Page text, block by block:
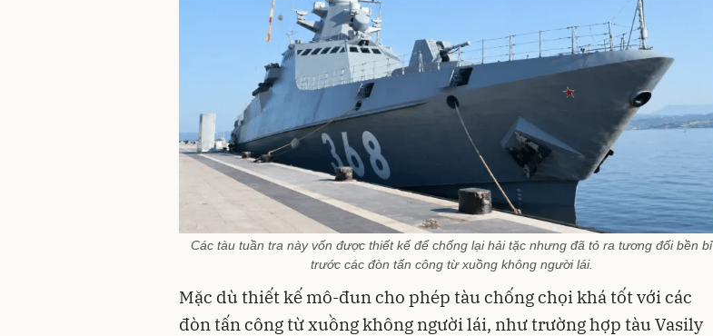
Các tàu tuần tra này vốn được thiết kế để chống lại hải tặc nhưng đã tỏ ra tương đối bền bỉ
trước các đòn tấn công từ xuồng không người lái.
Mặc dù thiết kế mô-đun cho phép tàu chống chọi khá tốt với các
đòn tấn công từ xuồng không người lái, như trường hợp tàu Vasily